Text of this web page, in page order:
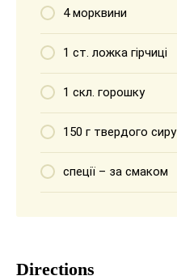
4 морквини
1 ст. ложка гірчиці
1 скл. горошку
150 г твердого сиру
спеції – за смаком
Directions